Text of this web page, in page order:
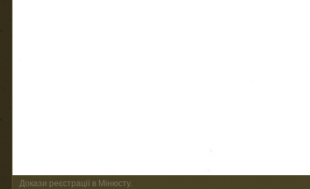
Докази реєстрації в Мінюсту.